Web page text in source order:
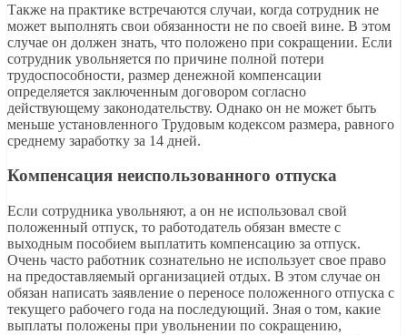
Также на практике встречаются случаи, когда сотрудник не
может выполнять свои обязанности не по своей вине. В этом
случае он должен знать, что положено при сокращении. Если
сотрудник увольняется по причине полной потери
трудоспособности, размер денежной компенсации
определяется заключенным договором согласно
действующему законодательству. Однако он не может быть
меньше установленного Трудовым кодексом размера, равного
среднему заработку за 14 дней.
Компенсация неиспользованного отпуска
Если сотрудника увольняют, а он не использовал свой
положенный отпуск, то работодатель обязан вместе с
выходным пособием выплатить компенсацию за отпуск.
Очень часто работник сознательно не использует свое право
на предоставляемый организацией отдых. В этом случае он
обязан написать заявление о переносе положенного отпуска с
текущего рабочего года на последующий. Зная о том, какие
выплаты положены при увольнении по сокращению,